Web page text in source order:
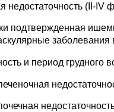
недостаточность (II-IV
подтвержденная
и период грудного